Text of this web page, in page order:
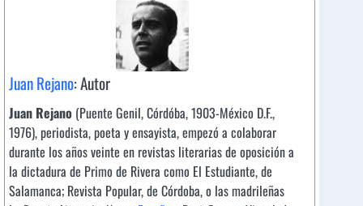
Juan Rejano: Autor
Juan Rejano (Puente Genil, Córdóba, 1903-México D.F.,
1976), periodista, poeta y ensayista, empezó a colaborar
durante los años veinte en revistas literarias de oposición a
la dictadura de Primo de Rivera como El Estudiante, de
Salamanca; Revista Popular, de Córdoba, o las madrileñas